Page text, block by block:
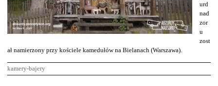
urd
nad
zor
u
zost
ał namierzony przy kościele kamedułów na Bielanach (Warszawa).
kamery-bajery